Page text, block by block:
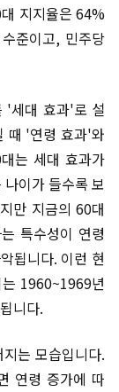
지지율은 64%
준이고, 민주당
'세대 효과'로 설
때 '연령 효과'와
는 세대 효과가
이가 들수록 보
만 지금의 60대
특수성이 연령
됩니다. 이런 현
1960~1969년
니다.
는 모습입니다.
연령 증가에 따